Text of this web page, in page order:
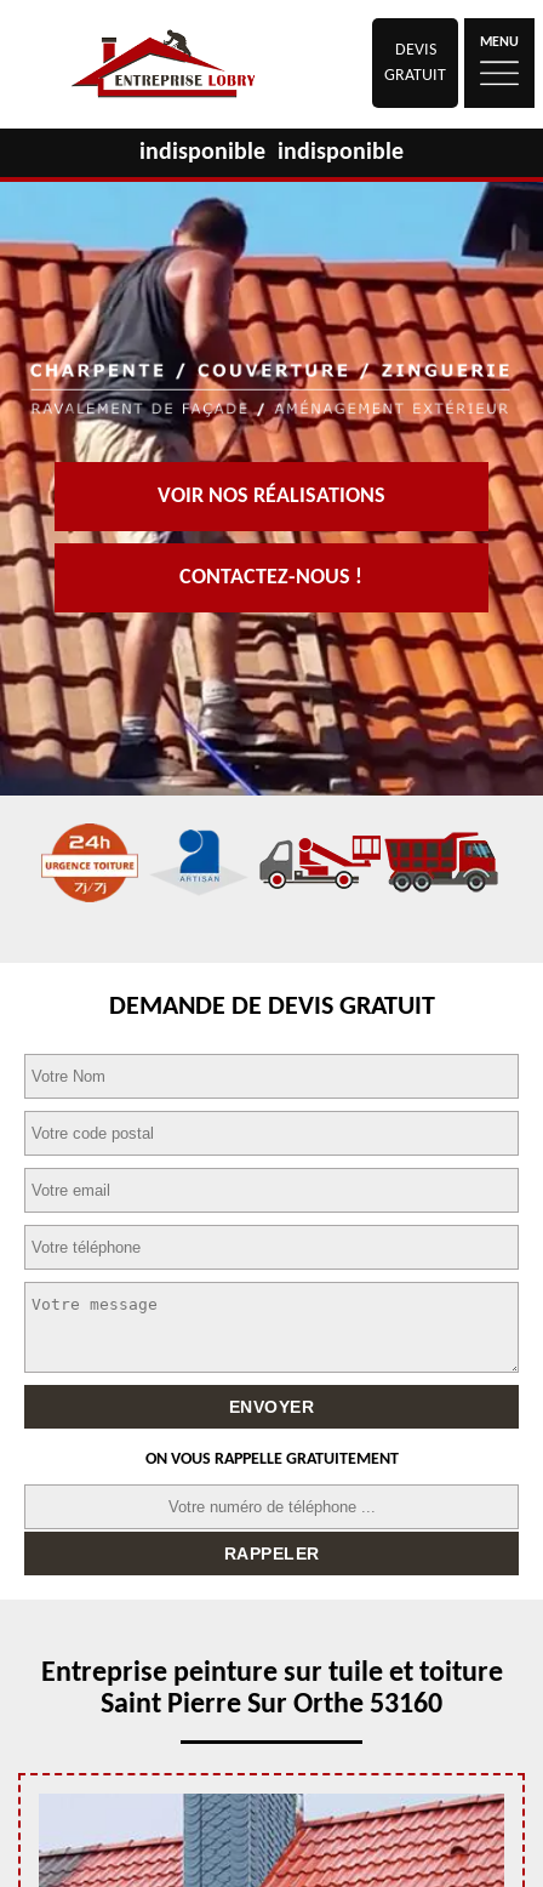
DEVIS
GRATUIT
MENU
indisponible indisponible
VOIR NOS RÉALISATIONS
CONTACTEZ-NOUS !
DEMANDE DE DEVIS GRATUIT
ON VOUS RAPPELLE GRATUITEMENT
Entreprise peinture sur tuile et toiture
Saint Pierre Sur Orthe 53160